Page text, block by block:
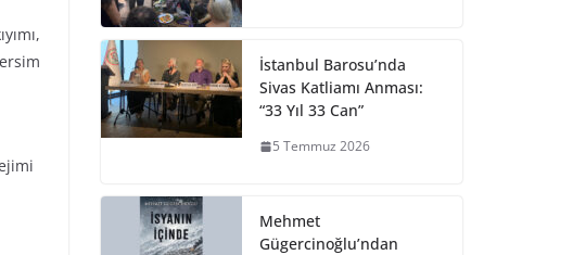
İstanbul Barosu’nda
Sivas Katliamı Anması:
“33 Yıl 33 Can”
5 Temmuz 2026
Mehmet
Gügercinoğlu’ndan